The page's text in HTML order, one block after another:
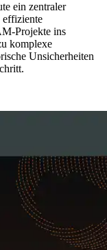
ein zentraler
effiziente
Projekte ins
komplexe
Unsicherheiten